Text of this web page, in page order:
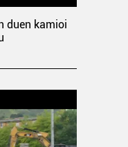
duen kamioi